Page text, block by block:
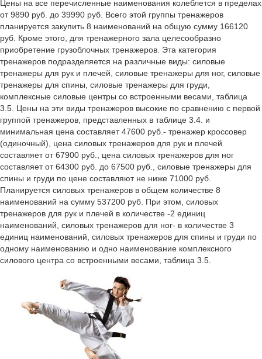
Цены на все перечисленные наименования колеблется в пределах
от 9890 руб. до 39990 руб. Всего этой группы тренажеров
планируется закупить 8 наименований на общую сумму 166120
руб. Кроме этого, для тренажерного зала целесообразно
приобретение грузоблочных тренажеров. Эта категория
тренажеров подразделяется на различные виды: силовые
тренажеры для рук и плечей, силовые тренажеры для ног, силовые
тренажеры для спины, силовые тренажеры для груди,
комплексные силовые центры со встроенными весами, таблица
3.5. Цены на эти виды тренажеров высокие по сравнению с первой
группой тренажеров, представленных в таблице 3.4. и
минимальная цена составляет 47600 руб.- тренажер кроссовер
(одиночный), цена силовых тренажеров для рук и плечей
составляет от 67900 руб., цена силовых тренажеров для ног
составляет от 64300 руб. до 67500 руб., силовые тренажеры для
спины и груди по цене составляют не ниже 71000 руб.
Планируется силовых тренажеров в общем количестве 8
наименований на сумму 537200 руб. При этом, силовых
тренажеров для рук и плечей в количестве -2 единиц
наименований, силовых тренажеров для ног- в количестве 3
единиц наименований, силовых тренажеров для спины и груди по
одному наименованию и одно наименование комплексного
силового центра со встроенными весами, таблица 3.5.